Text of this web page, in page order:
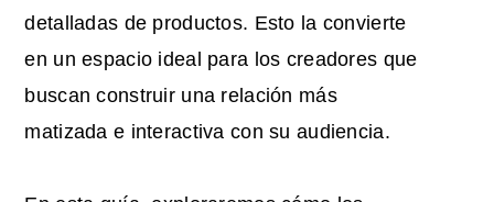
detalladas de productos. Esto la convierte
en un espacio ideal para los creadores que
buscan construir una relación más
matizada e interactiva con su audiencia.